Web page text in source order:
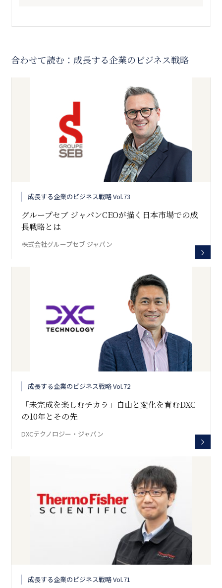
合わせて読む：成長する企業のビジネス戦略
成長する企業のビジネス戦略 Vol.73
グループセブ ジャパンCEOが描く日本市場での成
長戦略とは
株式会社グループセブ ジャパン
成長する企業のビジネス戦略 Vol.72
「未完成を楽しむチカラ」――自由と変化を育むDXC
の10年とその先
DXCテクノロジー・ジャパン
成長する企業のビジネス戦略 Vol.71